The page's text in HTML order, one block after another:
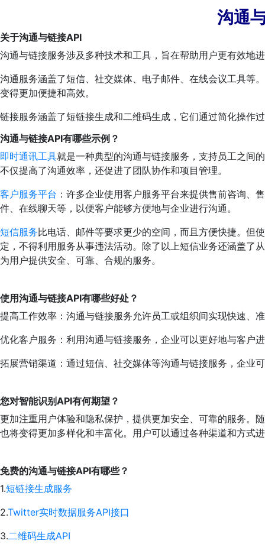
沟通
关于沟通与链接API
沟通与链接服务涉及多种技术和工具，旨在帮助用户更有效地
沟通服务涵盖了短信、社交媒体、电子邮件、在线会议工具等
变得更加便捷和高效。
链接服务涵盖了短链接生成和二维码生成，它们通过简化操作
沟通与链接API有哪些示例？
即时通讯工具就是一种典型的沟通与链接服务，支持员工之间
不仅提高了沟通效率，还促进了团队协作和项目管理。
客户服务平台 ：许多企业使用客户服务平台来提供售前咨询、
件、在线聊天等，以便客户能够方便地与企业进行沟通。
短信服务比电话、邮件等要求更少的空间，而且方便快捷。但
定，不得利用服务从事违法活动。除了以上短信业务还涵盖了
为用户提供安全、可靠、合规的服务。
使用沟通与链接API有哪些好处？
提高工作效率：沟通与链接服务允许员工或组织间实现快速、
优化客户服务：利用沟通与链接服务，企业可以更好地与客户
拓展营销渠道：通过短信、社交媒体等沟通与链接服务，企业
您对智能识别API有何期望？
更加注重用户体验和隐私保护，提供更加安全、可靠的服务。
也将变得更加多样化和丰富化。用户可以通过各种渠道和方式
免费的沟通与链接API有哪些？
1.短链接生成服务
2.Twitter实时数据服务API接口
3.二维码生成API